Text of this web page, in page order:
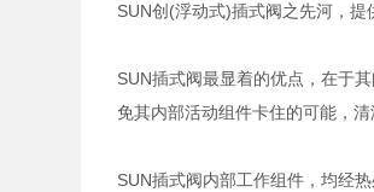
SUN创(浮动式)插式阀之先河，提
SUN插式阀最显着的优点，在于
免其内部活动组件卡住的可能，
SUN插式阀内部工作组件，均经